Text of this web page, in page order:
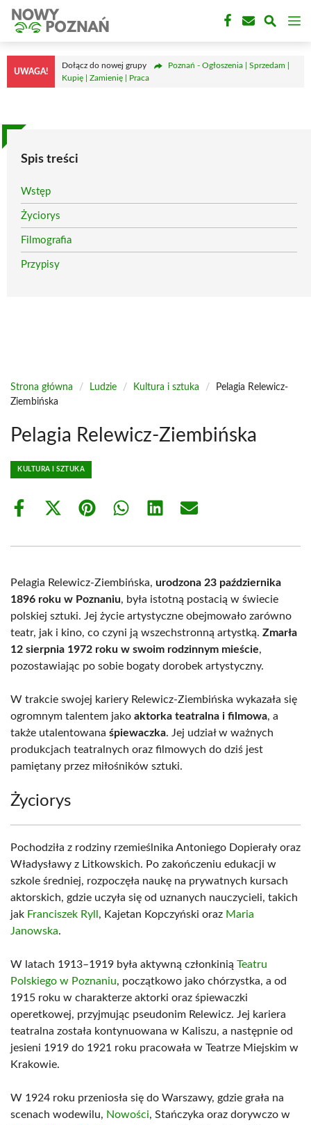
Przejdź
treści
UWAGA!
Dołącz do nowej grupy
Poznań - Ogłoszenia | Sprzedam |
Kupię | Zamienię | Praca
Spis treści
Wstęp
Życiorys
Filmografia
Przypisy
Strona główna / Ludzie / Kultura i sztuka /
Pelagia Relewicz-
Ziembińska
Pelagia Relewicz-Ziembińska
KULTURA I SZTUKA
Share
Share
(Twitter)
Share Share Share Share
Pelagia Relewicz-Ziembińska, urodzona 23 października
1896 roku w Poznaniu, była istotną postacią w świecie
polskiej sztuki. Jej życie artystyczne obejmowało zarówno
teatr, jak i kino, co czyni ją wszechstronną artystką. Zmarła
12 sierpnia 1972 roku w swoim rodzinnym mieście,
pozostawiając po sobie bogaty dorobek artystyczny.
W trakcie swojej kariery Relewicz-Ziembińska wykazała się
ogromnym talentem jako aktorka teatralna i filmowa, a
także utalentowana śpiewaczka. Jej udział w ważnych
produkcjach teatralnych oraz filmowych do dziś jest
pamiętany przez miłośników sztuki.
Życiorys
Pochodziła z rodziny rzemieślnika Antoniego Dopierały oraz
Włady­sławy z Litkowskich. Po zakończeniu edukacji w
szkole średniej, rozpoczęła naukę na prywatnych kursach
aktorskich, gdzie uczyła się od uznanych nauczycieli, takich
jak Franciszek Ryll , Kajetan Kopczyński oraz Maria
Janowska.
W latach 1913–1919 była aktywną członkinią Teatru
Polskiego w Poznaniu, początkowo jako chórzystka, a od
1915 roku w charakterze aktorki oraz śpiewaczki
operetkowej, przyjmując pseudonim Relewicz. Jej kariera
teatralna została kontynuowana w Kaliszu, a następnie od
jesieni 1919 do 1921 roku pracowała w Teatrze Miejskim w
Krakowie.
W 1924 roku przeniosła się do Warszawy, gdzie grała na
scenach wodewilu, Nowości, Stańczyka oraz dorywczo w